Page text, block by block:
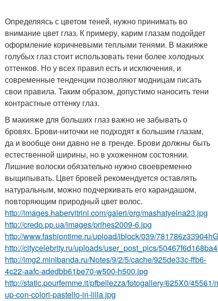
Определяясь с цветом теней, нужно принимать во
внимание цвет глаз. К примеру, карим глазам подойдет
оформление коричневыми теплыми тенями. В макияже
голубых глаз стоит использовать тени более холодных
оттенков. Но у всех правил есть и исключения, и
современные тенденции позволяют модницам писать
свои правила. Таким образом, допустимо наносить тени
контрастные оттенку глаз.
В макияже для больших глаз важно не забывать о
бровях. Брови-ниточки не подходят к большим глазам,
да и вообще они давно не в тренде. Брови должны быть
естественной ширины, но в ухоженном состоянии.
Лишние волоски обязательно нужно своевременно
выщипывать. Цвет бровей рекомендуется оставлять
натуральным, можно подчеркивать его карандашом,
повторяющим природный цвет волос.
http://images.habervitrini.com/galeri/org/mashatyelna23.jpg
http://credo.pp.ua/images/prihes2009-6.jpg
http://www.fashiontime.ru/upload/iblock/039/
http://citycelebrity.ru/uploads/user_post_pics/
http://img2.minibanda.ru/Notes/9/2/5/cache/925de33c-ffb6-
4c22-aafc-adedbb61be70-w500-h500.jpg
http://static.pourfemme.it/pfbellezza/fotogallery/625X0/45561/
up-con-colori-pastello-in-lilla.jpg